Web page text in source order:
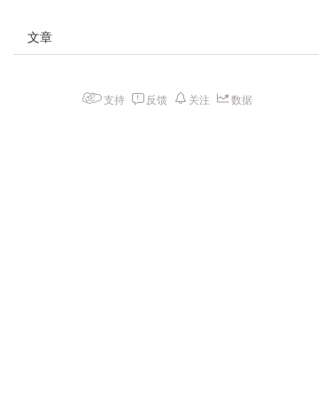
文章
支持 反馈 关注 数据